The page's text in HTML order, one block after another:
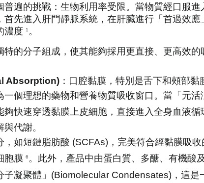
遍的挑戰：生物利用率受限。當物質經口服
先進入肝門靜脈系統，在肝臟進行「首過效
濃度
1 。
特的分子組成，使其能夠採用更直接、更高效
Absorption) ：口腔黏膜，特別是舌下和頰部
個理想的藥物和營養物質吸收窗口。當「元
快速穿透黏膜上皮細胞，直接進入全身血液循
代謝。
，如短鏈脂肪酸 (SCFAs)，完美符合經黏膜吸
胞膜 6 。此外，產品中由蛋白質、多醣、有機酸
子凝聚體」(Biomolecular Condensates)，這是